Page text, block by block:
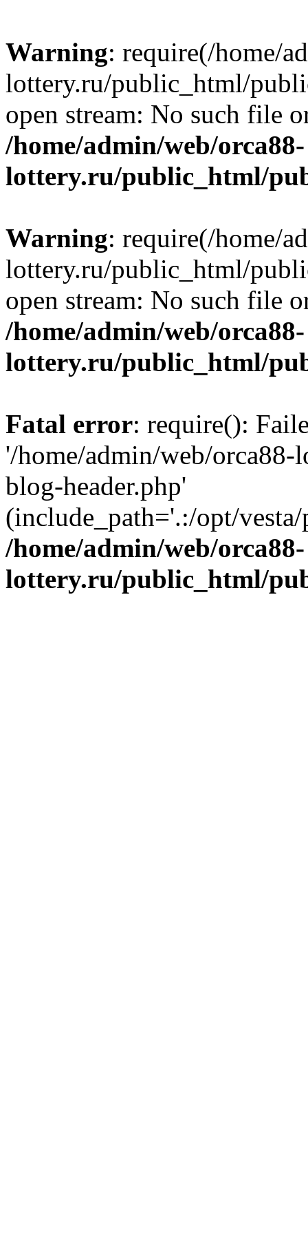
Warning: require(/home/
lottery.ru/public_html/
open stream: No such file
/home/admin/web/orca88-
lottery.ru/public_html/
Warning: require(/home/
lottery.ru/public_html/
open stream: No such file
/home/admin/web/orca88-
lottery.ru/public_html/
Fatal error: require():
'/home/admin/web/
blog-header.php'
(include_path='.:/opt/
/home/admin/web/orca88-
lottery.ru/public_html/